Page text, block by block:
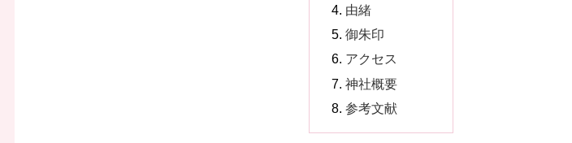
由緒
御朱印
アクセス
神社概要
参考文献